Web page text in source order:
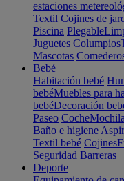
estaciones
Textil Cojines de
Piscina Plegable
Juguetes Columpios
Mascotas
Bebé
Habitación bebé
bebéMuebles para
bebéDecoración
Paseo Coche
Baño e higiene
Textil bebé Cojines
Seguridad Barreras
Deporte